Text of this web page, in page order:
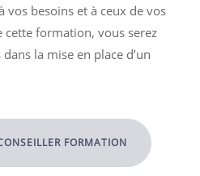
vos besoins et à ceux de vos
cette formation, vous serez
la mise en place d’un
FORMATION